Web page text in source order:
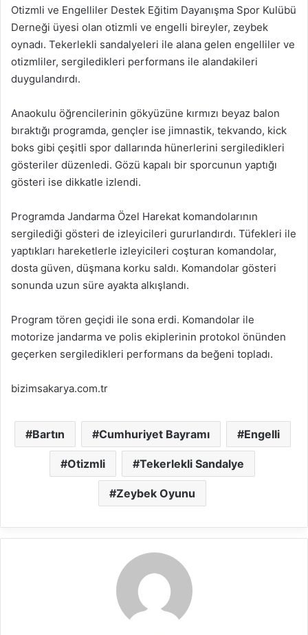
Otizmli ve Engelliler Destek Eğitim Dayanışma Spor Kulübü
Derneği üyesi olan otizmli ve engelli bireyler, zeybek
oynadı. Tekerlekli sandalyeleri ile alana gelen engelliler ve
otizmliler, sergiledikleri performans ile alandakileri
duygulandırdı.
Anaokulu öğrencilerinin gökyüzüne kırmızı beyaz balon
bıraktığı programda, gençler ise jimnastik, tekvando, kick
boks gibi çeşitli spor dallarında hünerlerini sergiledikleri
gösteriler düzenledi. Gözü kapalı bir sporcunun yaptığı
gösteri ise dikkatle izlendi.
Programda Jandarma Özel Harekat komandolarının
sergilediği gösteri de izleyicileri gururlandırdı. Tüfekleri ile
yaptıkları hareketlerle izleyicileri coşturan komandolar,
dosta güven, düşmana korku saldı. Komandolar gösteri
sonunda uzun süre ayakta alkışlandı.
Program tören geçidi ile sona erdi. Komandolar ile
motorize jandarma ve polis ekiplerinin protokol önünden
geçerken sergiledikleri performans da beğeni topladı.
bizimsakarya.com.tr
Bartın Cumhuriyet Bayramı Engelli
Otizmli Tekerlekli Sandalye
Zeybek Oyunu